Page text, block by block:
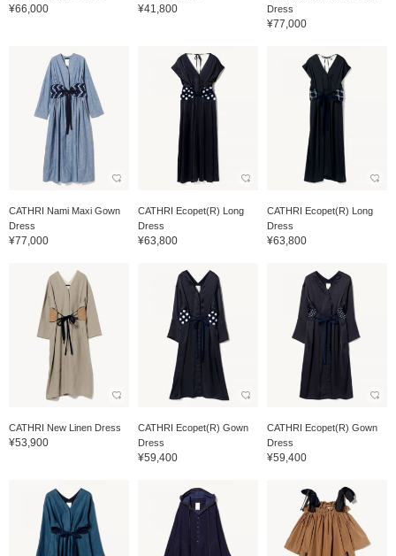
¥66,000 ¥41,800
Dress
¥77,000
CATHRI Nami Maxi Gown
Dress
¥77,000
CATHRI Ecopet(R) Long
Dress
¥63,800
CATHRI Ecopet(R) Long
Dress
¥63,800
CATHRI New Linen Dress
¥53,900
CATHRI Ecopet(R) Gown
Dress
¥59,400
CATHRI Ecopet(R) Gown
Dress
¥59,400